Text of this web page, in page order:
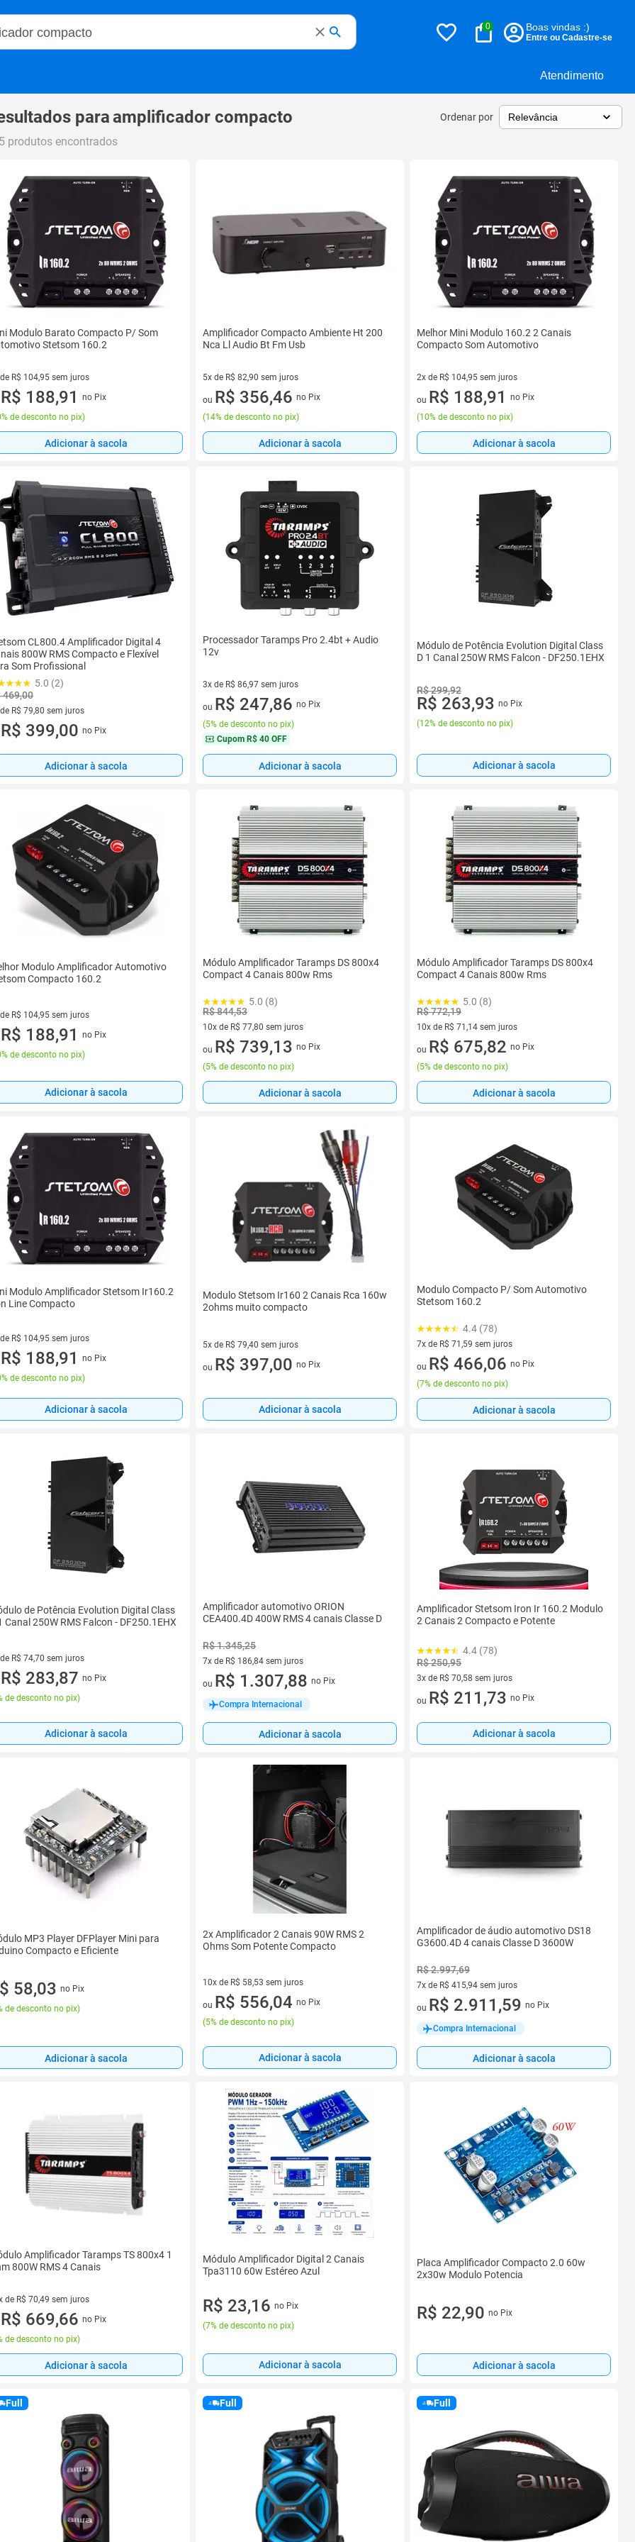
Atendimento
Magalu
0 Boas vindas :)
Entre ou Cadastre-se
paraamplificador compacto Ordenar por
produtos encontrados
Modulo Barato Compacto P/ Som
Stetsom 160.2
R$ 104,95 sem juros
de R$ 104,95 sem juros
R$ 188,91
no Pix
de desconto no pix)
Adicionar à sacola
Amplificador Compacto Ambiente Ht 200
Nca Ll Audio Bt Fm Usb
5x de R$ 82,90 sem juros
5 vez de R$ 82,90 sem juros
ou R$ 356,46 no Pix
(14% de desconto no pix)
Adicionar à sacola
Melhor Mini Modulo 160.2 2 Canais
Compacto Som Automotivo
2x de R$ 104,95 sem juros
2 vez de R$ 104,95 sem juros
ou R$ 188,91
no Pix
(10% de desconto no pix)
Adicionar à sacola
CL800.4 Amplificador Digital 4
800W RMS Compacto e Flexível
Som Profissional
5.0 (2)
469,00
R$ 79,80 sem juros
de R$ 79,80 sem juros
R$ 399,00 no Pix
Adicionar à sacola
Processador Taramps Pro 2.4bt + Audio
12v
3x de R$ 86,97 sem juros
3 vez de R$ 86,97 sem juros
ou R$ 247,86 no Pix
(5% de desconto no pix)
Cupom R$ 40 OFF
Adicionar à sacola
Módulo de Potência Evolution Digital Class
D 1 Canal 250W RMS Falcon - DF250.1EHX
R$ 299,92
R$ 263,93 no Pix
(12% de desconto no pix)
Adicionar à sacola
Modulo Amplificador Automotivo
Compacto 160.2
R$ 104,95 sem juros
de R$ 104,95 sem juros
R$ 188,91
no Pix
de desconto no pix)
Adicionar à sacola
Módulo Amplificador Taramps DS 800x4
Compact 4 Canais 800w Rms
5.0 (8)
R$ 844,53
10x de R$ 77,80 sem juros
10 vez de R$ 77,80 sem juros
ou R$ 739,13 no Pix
(5% de desconto no pix)
Adicionar à sacola
Módulo Amplificador Taramps DS 800x4
Compact 4 Canais 800w Rms
5.0 (8)
R$ 772,19
10x de R$ 71,14 sem juros
10 vez de R$ 71,14 sem juros
ou R$ 675,82 no Pix
(5% de desconto no pix)
Adicionar à sacola
Modulo Amplificador Stetsom Ir160.2
Line Compacto
R$ 104,95 sem juros
de R$ 104,95 sem juros
R$ 188,91
no Pix
de desconto no pix)
Adicionar à sacola
Modulo Stetsom Ir160 2 Canais Rca 160w
2ohms muito compacto
5x de R$ 79,40 sem juros
5 vez de R$ 79,40 sem juros
ou R$ 397,00 no Pix
Adicionar à sacola
Modulo Compacto P/ Som Automotivo
Stetsom 160.2
4.4 (78)
7x de R$ 71,59 sem juros
7 vez de R$ 71,59 sem juros
ou R$ 466,06 no Pix
(7% de desconto no pix)
Adicionar à sacola
de Potência Evolution Digital Class
Canal 250W RMS Falcon - DF250.1EHX
R$ 74,70 sem juros
de R$ 74,70 sem juros
R$ 283,87 no Pix
de desconto no pix)
Adicionar à sacola
Amplificador automotivo ORION
CEA400.4D 400W RMS 4 canais Classe D
R$ 1.345,25
7x de R$ 186,84 sem juros
7 vez de R$ 186,84 sem juros
ou R$ 1.307,88 no Pix
Compra Internacional
Adicionar à sacola
Amplificador Stetsom Iron Ir 160.2 Modulo
2 Canais 2 Compacto e Potente
4.4 (78)
R$ 250,95
3x de R$ 70,58 sem juros
3 vez de R$ 70,58 sem juros
ou R$ 211,73 no Pix
Adicionar à sacola
MP3 Player DFPlayer Mini para
Compacto e Eficiente
58,03 no Pix
de desconto no pix)
Adicionar à sacola
2x Amplificador 2 Canais 90W RMS 2
Ohms Som Potente Compacto
10x de R$ 58,53 sem juros
10 vez de R$ 58,53 sem juros
ou R$ 556,04 no Pix
(5% de desconto no pix)
Adicionar à sacola
Amplificador de áudio automotivo DS18
G3600.4D 4 canais Classe D 3600W
R$ 2.997,69
7x de R$ 415,94 sem juros
7 vez de R$ 415,94 sem juros
ou R$ 2.911,59 no Pix
Compra Internacional
Adicionar à sacola
Amplificador Taramps TS 800x4 1
800W RMS 4 Canais
de R$ 70,49 sem juros
vez de R$ 70,49 sem juros
R$ 669,66 no Pix
de desconto no pix)
Adicionar à sacola
Módulo Amplificador Digital 2 Canais
Tpa3110 60w Estéreo Azul
R$ 23,16 no Pix
(7% de desconto no pix)
Adicionar à sacola
Placa Amplificador Compacto 2.0 60w
2x30w Modulo Potencia
R$ 22,90 no Pix
Adicionar à sacola
Full Full Full